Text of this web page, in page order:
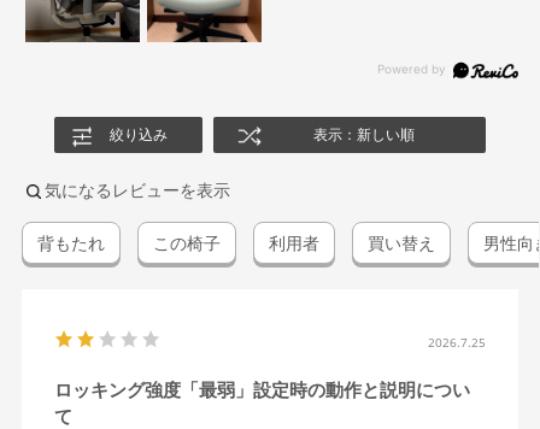
絞り込み 表示：新しい順
気になるレビューを表示
背もたれ この椅子 利用者 買い替え 男性向
2026.7.25
ロッキング強度「最弱」設定時の動作と説明につい
て